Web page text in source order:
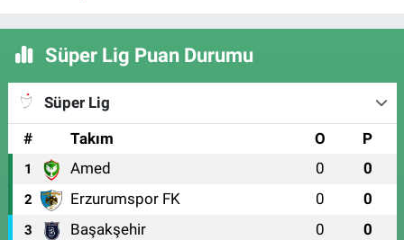
Süper Lig Puan Durumu
Süper Lig
#
Takım O P
1 Amed 0 0
2 Erzurumspor FK 0 0
3 Başakşehir 0 0